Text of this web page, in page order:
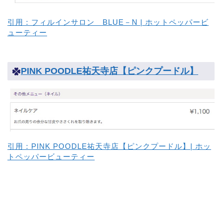
引用：フィルインサロン BLUE－N | ホットペッパービ
ューティー
PINK POODLE祐天寺店【ピンクプードル】
引用：PINK POODLE祐天寺店【ピンクプードル】| ホッ
トペッパービューティー